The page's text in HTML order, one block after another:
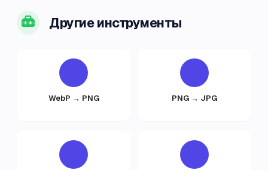
Другие инструменты
WebP → PNG PNG → JPG